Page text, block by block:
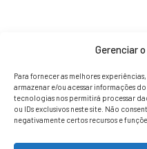
Gerenciar
Para fornecer as melhores
armazenar e/ou acessar informações
tecnologias nos permitirá processar
ou IDs exclusivos neste site. Não
negativamente certos recursos e